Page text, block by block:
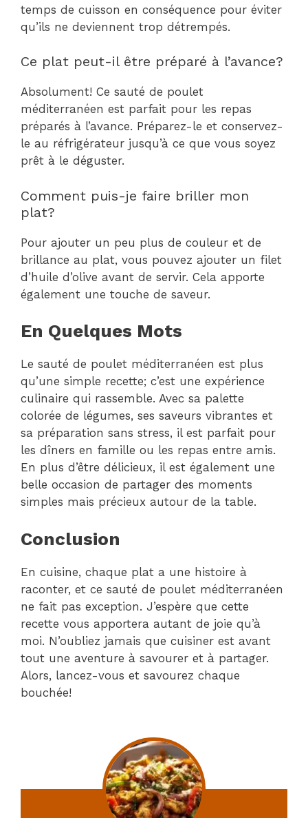
temps de cuisson en conséquence pour éviter
qu’ils ne deviennent trop détrempés.
Ce plat peut-il être préparé à l’avance?
Absolument! Ce sauté de poulet
méditerranéen est parfait pour les repas
préparés à l’avance. Préparez-le et conservez-
le au réfrigérateur jusqu’à ce que vous soyez
prêt à le déguster.
Comment puis-je faire briller mon
plat?
Pour ajouter un peu plus de couleur et de
brillance au plat, vous pouvez ajouter un filet
d’huile d’olive avant de servir. Cela apporte
également une touche de saveur.
En Quelques Mots
Le sauté de poulet méditerranéen est plus
qu’une simple recette; c’est une expérience
culinaire qui rassemble. Avec sa palette
colorée de légumes, ses saveurs vibrantes et
sa préparation sans stress, il est parfait pour
les dîners en famille ou les repas entre amis.
En plus d’être délicieux, il est également une
belle occasion de partager des moments
simples mais précieux autour de la table.
Conclusion
En cuisine, chaque plat a une histoire à
raconter, et ce sauté de poulet méditerranéen
ne fait pas exception. J’espère que cette
recette vous apportera autant de joie qu’à
moi. N’oubliez jamais que cuisiner est avant
tout une aventure à savourer et à partager.
Alors, lancez-vous et savourez chaque
bouchée!